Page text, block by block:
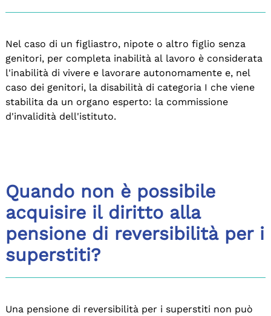
Nel caso di un figliastro, nipote o altro figlio senza
genitori, per completa inabilità al lavoro è considerata
l'inabilità di vivere e lavorare autonomamente e, nel
caso dei genitori, la disabilità di categoria I che viene
stabilita da un organo esperto: la commissione
d'invalidità dell'istituto.
Quando non è possibile
acquisire il diritto alla
pensione di reversibilità per i
superstiti?
Una pensione di reversibilità per i superstiti non può